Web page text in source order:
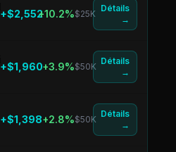
+$2,552+10.2%$25K
Détails
→
+$1,960+3.9%$50K
Détails
→
+$1,398+2.8%$50K
Détails
→